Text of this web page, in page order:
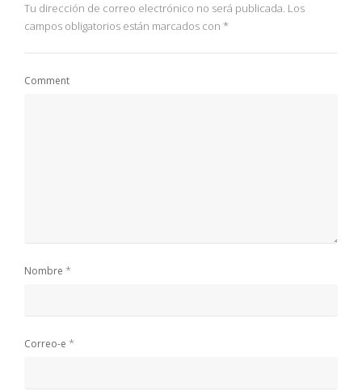
Tu dirección de correo electrónico no será publicada. Los
campos obligatorios están marcados con *
Comment
Nombre *
Correo-e *